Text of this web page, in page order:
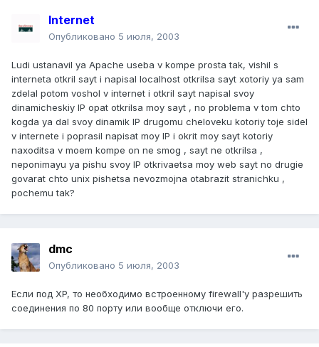
Internet
Опубликовано 5 июля, 2003
Ludi ustanavil ya Apache useba v kompe prosta tak, vishil s
interneta otkril sayt i napisal localhost otkrilsa sayt xotoriy ya sam
zdelal potom voshol v internet i otkril sayt napisal svoy
dinamicheskiy IP opat otkrilsa moy sayt , no problema v tom chto
kogda ya dal svoy dinamik IP drugomu cheloveku kotoriy toje sidel
v internete i poprasil napisat moy IP i okrit moy sayt kotoriy
naxoditsa v moem kompe on ne smog , sayt ne otkrilsa ,
neponimayu ya pishu svoy IP otkrivaetsa moy web sayt no drugie
govarat chto unix pishetsa nevozmojna otabrazit stranichku ,
pochemu tak?
dmc
Опубликовано 5 июля, 2003
Если под XP, то необходимо встроенному firewall'y разрешить
соединения по 80 порту или вообще отключи его.